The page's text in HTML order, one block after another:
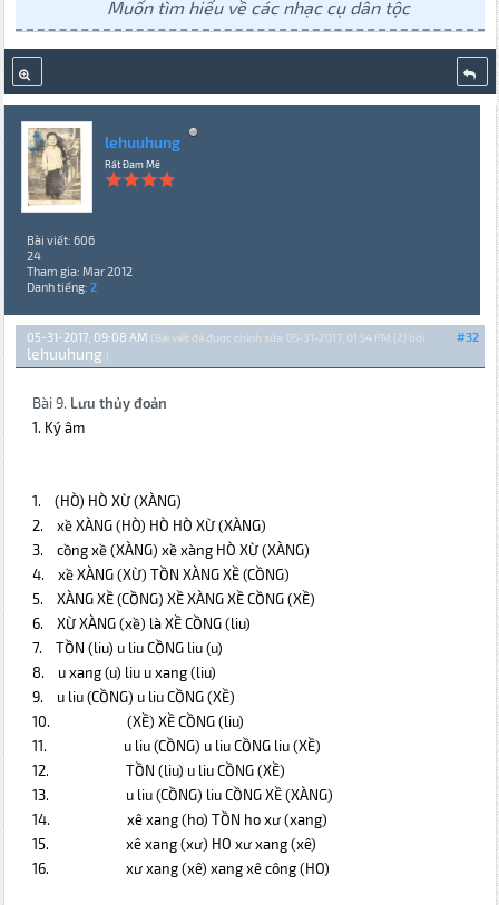
Muốn tìm hiểu về các nhạc cụ dân tộc
lehuuhung
Rất Đam Mê
Bài viết: 606
24
Tham gia: Mar 2012
Danh tiếng: 2
#32
05-31-2017, 09:08 AM (Bài viết đã được chỉnh sửa: 05-31-2017, 01:54 PM {2} bởi
lehuuhung.)
Bài 9. Lưu thủy đoản
1. Ký âm
1. (HÒ) HÒ XỪ (XÀNG)
2.
xề XÀNG(HÒ) HÒ HÒ XỪ (XÀNG)
3.
cồng xề(XÀNG) xề xàng HÒ XỪ (XÀNG)
4.
xề XÀNG(XỪ) TỒN XÀNG XỀ (CỒNG)
5.
XÀNG XỀ(CỒNG) XỀ XÀNG XỀ CỒNG (XỀ)
6.
XỪ XÀNG(xề) là XỀ CỒNG (liu)
7.
TỒN (liu) u liu CỒNG liu (u)
8.
u xang(u) liu u xang (liu)
9.
u liu(CỒNG) u liu CỒNG (XỀ)
10.
(XỀ) XỀ CỒNG (liu)
11.
u liu(CỒNG) u liu CỒNG liu (XỀ)
12.
TỒN (liu) u liu CỒNG (XỀ)
13.
u liu(CỒNG) liu CỒNG XỀ (XÀNG)
14.
xê xang(ho) TỒN ho xư (xang)
15.
xê xang(xư) HO xư xang (xê)
16.
xư xang(xê) xang xê công (HO)